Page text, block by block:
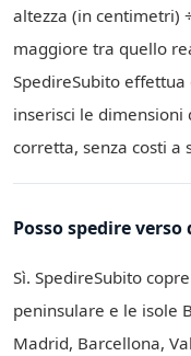
altezza (in centimetri)
maggiore tra quello
SpedireSubito
inserisci le
corretta, senza costi a
Posso spedire
Sì. SpedireSubito
peninsulare e le isole
Madrid, Barcellona,